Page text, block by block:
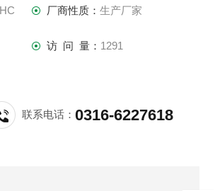
厂商性质： 生产厂家
访 问 量： 1291
联系电话：0316-6227618